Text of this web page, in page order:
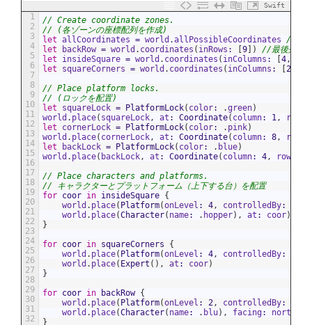
Swift
1
2
3
4
5
6
7
8
9
10
11
12
13
14
15
16
17
18
19
20
21
22
23
24
25
26
27
28
29
30
31
32
// Create coordinate zones.
// (各ゾーンの座標配列を作成)
let allCoordinates = world .allPossibleCoordinates //全
let
backRow = world . coordinates ( inRows : 9 )
//最後列
let
insideSquare = world . coordinates ( inColumns : 4,
let
squareCorners = world . coordinates ( inColumns : 2
// Place platform locks.
// (ロックを配置)
let
squareLock = PlatformLock( color: .green)
world . place( squareLock, at : Coordinate( column: 1, row
let
cornerLock = PlatformLock( color: . pink)
world . place( cornerLock, at : Coordinate( column: 8, row
let
backLock = PlatformLock( color: . blue)
world . place( backLock, at : Coordinate( column: 4, row
// Place characters and platforms.
// キャラクターとプラットフォーム（上下する台）を配置
for coor in insideSquare {
world . place( Platform(onLevel : 4, controlledBy:
world . place(Character( name: . hopper) , at : coor)
}
for coor in squareCorners
{
world . place( Platform(onLevel : 4, controlledBy:
world . place( Expert ( ) , at : coor)
}
for coor in backRow {
world . place( Platform(onLevel : 2, controlledBy:
world . place(Character( name: . blu) , facing: north
}